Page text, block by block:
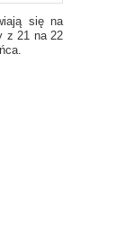
się na
z 21 na 22